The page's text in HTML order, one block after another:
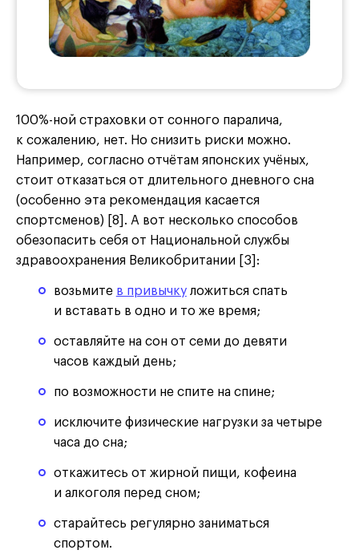
100%-ной страховки от сонного паралича,
к сожалению, нет. Но снизить риски можно.
Например, согласно отчётам японских учёных,
стоит отказаться от длительного дневного сна
(особенно эта рекомендация касается
спортсменов) [8]. А вот несколько способов
обезопасить себя от Национальной службы
здравоохранения Великобритании [3]:
возьмите в привычкуложиться спать
и вставать в одно и то же время;
оставляйте на сон от семи до девяти
часов каждый день;
по возможности не спите на спине;
исключите физические нагрузки за четыре
часа до сна;
откажитесь от жирной пищи, кофеина
и алкоголя перед сном;
старайтесь регулярно заниматься
спортом.